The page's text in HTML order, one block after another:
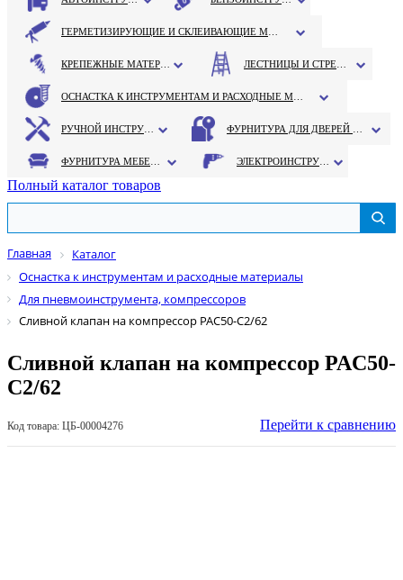
Полный каталог товаров
Главная
Каталог
Оснастка к инструментам и расходные материалы
Для пневмоинструмента, компрессоров
Сливной клапан на компрессор PAC50-C2/62
Сливной клапан на компрессор PAC50-
C2/62
Код товара: ЦБ-00004276 Перейти к сравнению